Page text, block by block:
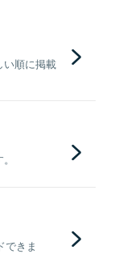
い順に掲載
できま